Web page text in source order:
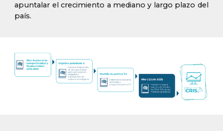
apuntalar el crecimiento a mediano y largo plazo del
país.